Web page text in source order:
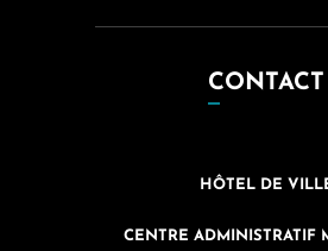
CONTACT
HÔTEL DE
CENTRE ADMINISTRATIF